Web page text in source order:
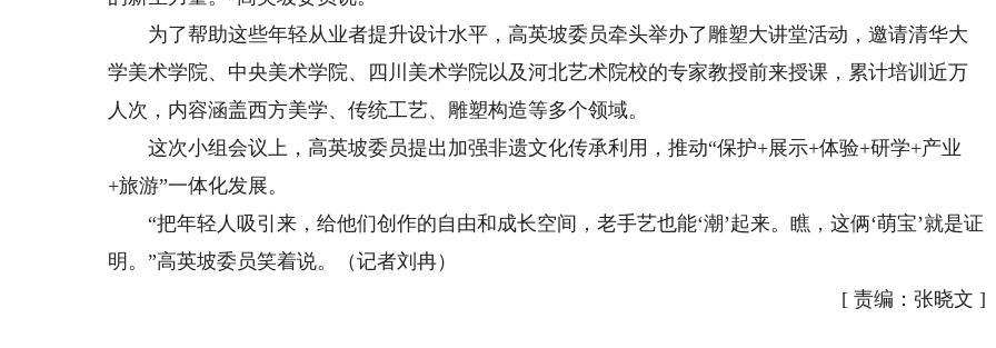
为了帮助这些年轻从业者提升设计水平，高英坡委员牵头举办了雕塑大讲堂活动，邀请清华大
学美术学院、中央美术学院、四川美术学院以及河北艺术院校的专家教授前来授课，累计培训近万
人次，内容涵盖西方美学、传统工艺、雕塑构造等多个领域。
这次小组会议上，高英坡委员提出加强非遗文化传承利用，推动“保护+展示+体验+研学+产业
+旅游”一体化发展。
“把年轻人吸引来，给他们创作的自由和成长空间，老手艺也能‘潮’起来。瞧，这俩‘萌宝’就是证
明。”高英坡委员笑着说。（记者刘冉）
[ 责编：张晓文 ]